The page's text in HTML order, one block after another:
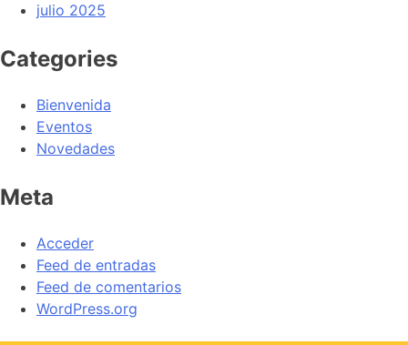
julio 2025
Categories
Bienvenida
Eventos
Novedades
Meta
Acceder
Feed de entradas
Feed de comentarios
WordPress.org